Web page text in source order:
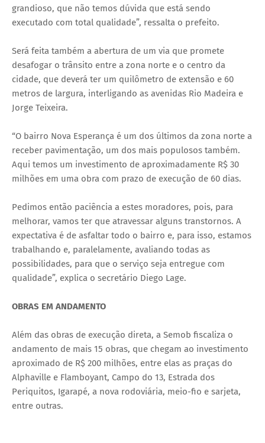
grandioso, que não temos dúvida que está sendo
executado com total qualidade”, ressalta o prefeito.
Será feita também a abertura de um via que promete
desafogar o trânsito entre a zona norte e o centro da
cidade, que deverá ter um quilômetro de extensão e 60
metros de largura, interligando as avenidas Rio Madeira e
Jorge Teixeira.
“O bairro Nova Esperança é um dos últimos da zona norte a
receber pavimentação, um dos mais populosos também.
Aqui temos um investimento de aproximadamente R$ 30
milhões em uma obra com prazo de execução de 60 dias.
Pedimos então paciência a estes moradores, pois, para
melhorar, vamos ter que atravessar alguns transtornos. A
expectativa é de asfaltar todo o bairro e, para isso, estamos
trabalhando e, paralelamente, avaliando todas as
possibilidades, para que o serviço seja entregue com
qualidade”, explica o secretário Diego Lage.
OBRAS EM ANDAMENTO
Além das obras de execução direta, a Semob fiscaliza o
andamento de mais 15 obras, que chegam ao investimento
aproximado de R$ 200 milhões, entre elas as praças do
Alphaville e Flamboyant, Campo do 13, Estrada dos
Periquitos, Igarapé, a nova rodoviária, meio-fio e sarjeta,
entre outras.